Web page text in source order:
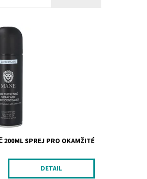
spreji pro okamžité zahuštění
200ML SPREJ PRO OKAMŽITÉ
DETAIL